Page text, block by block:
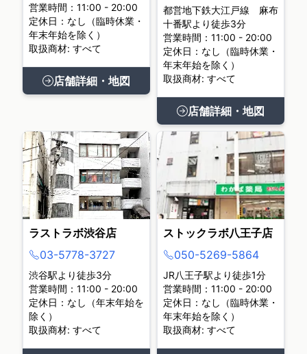
営業時間：11:00 - 20:00
定休日：なし（臨時休業・
年末年始を除く）
取扱商材: すべて
店舗詳細・地図
都営地下鉄大江戸線 麻布
十番駅より徒歩3分
営業時間：11:00 - 20:00
定休日：なし（臨時休業・
年末年始を除く）
取扱商材: すべて
店舗詳細・地図
ラストラボ渋谷店
03-5778-3727
渋谷駅より徒歩3分
営業時間：11:00 - 20:00
定休日：なし（年末年始を
除く）
取扱商材: すべて
ストックラボ八王子店
050-5269-5864
JR八王子駅より徒歩1分
営業時間：11:00 - 20:00
定休日：なし（臨時休業・
年末年始を除く）
取扱商材: すべて